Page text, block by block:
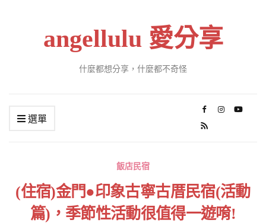
angellulu 愛分享
什麼都想分享，什麼都不奇怪
選單
飯店民宿
(住宿)金門●印象古寧古厝民宿(活動
篇)，季節性活動很值得一遊唷!